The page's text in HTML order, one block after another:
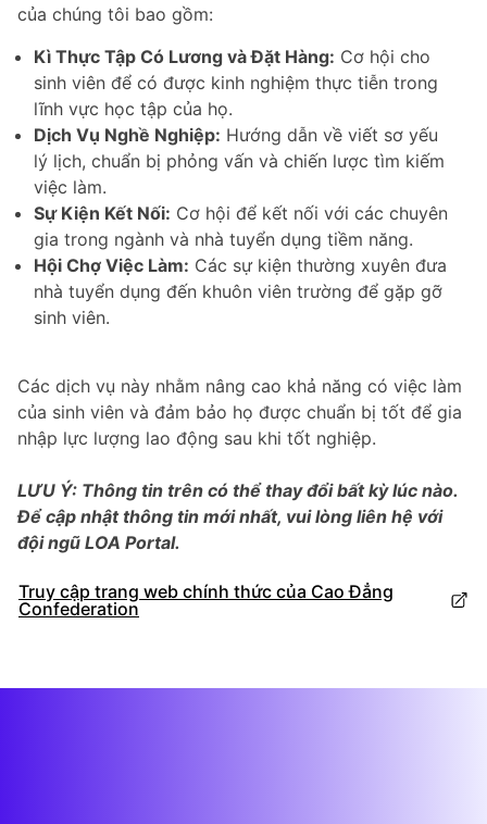
của chúng tôi bao gồm:
Kì Thực Tập Có Lương và Đặt Hàng: Cơ hội cho
sinh viên để có được kinh nghiệm thực tiễn trong
lĩnh vực học tập của họ.
Dịch Vụ Nghề Nghiệp: Hướng dẫn về viết sơ yếu
lý lịch, chuẩn bị phỏng vấn và chiến lược tìm kiếm
việc làm.
Sự Kiện Kết Nối: Cơ hội để kết nối với các chuyên
gia trong ngành và nhà tuyển dụng tiềm năng.
Hội Chợ Việc Làm: Các sự kiện thường xuyên đưa
nhà tuyển dụng đến khuôn viên trường để gặp gỡ
sinh viên.
Các dịch vụ này nhằm nâng cao khả năng có việc làm
của sinh viên và đảm bảo họ được chuẩn bị tốt để gia
nhập lực lượng lao động sau khi tốt nghiệp.
LƯU Ý: Thông tin trên có thể thay đổi bất kỳ lúc nào.
Để cập nhật thông tin mới nhất, vui lòng liên hệ với
đội ngũ LOA Portal.
Truy cập trang web chính thức của Cao Đẳng
Confederation